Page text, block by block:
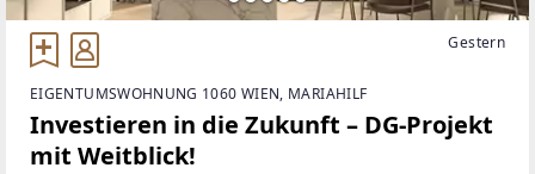
Gestern
EIGENTUMSWOHNUNG 1060 WIEN, MARIAHILF
Investieren in die Zukunft – DG-Projekt
mit Weitblick!